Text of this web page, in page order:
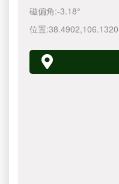
磁偏角:-3.18°
位置:38.4902,106.1320